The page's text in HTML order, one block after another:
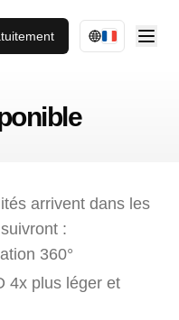
arrivent dans les
:
360°
4x plus léger et